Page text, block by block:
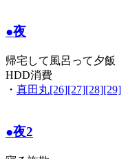
●夜
帰宅して風呂って夕飯
HDD消費
・ 真田丸[26][27][28][29]
●夜2